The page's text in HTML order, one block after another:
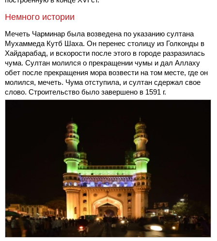
Немного истории
Мечеть Чарминар была возведена по указанию султана
Мухаммеда Кутб Шаха. Он перенес столицу из Голконды в
Хайдарабад, и вскорости после этого в городе разразилась
чума. Султан молился о прекращении чумы и дал Аллаху
обет после прекращения мора возвести на том месте, где он
молился, мечеть. Чума отступила, и султан сдержал свое
слово. Строительство было завершено в 1591 г.